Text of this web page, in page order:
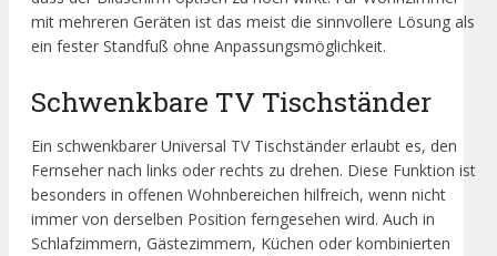
mit mehreren Geräten ist das meist die sinnvollere Lösung als
ein fester Standfuß ohne Anpassungsmöglichkeit.
Schwenkbare TV Tischständer
Ein schwenkbarer Universal TV Tischständer erlaubt es, den
Fernseher nach links oder rechts zu drehen. Diese Funktion ist
besonders in offenen Wohnbereichen hilfreich, wenn nicht
immer von derselben Position ferngesehen wird. Auch in
Schlafzimmern, Gästezimmern, Küchen oder kombinierten